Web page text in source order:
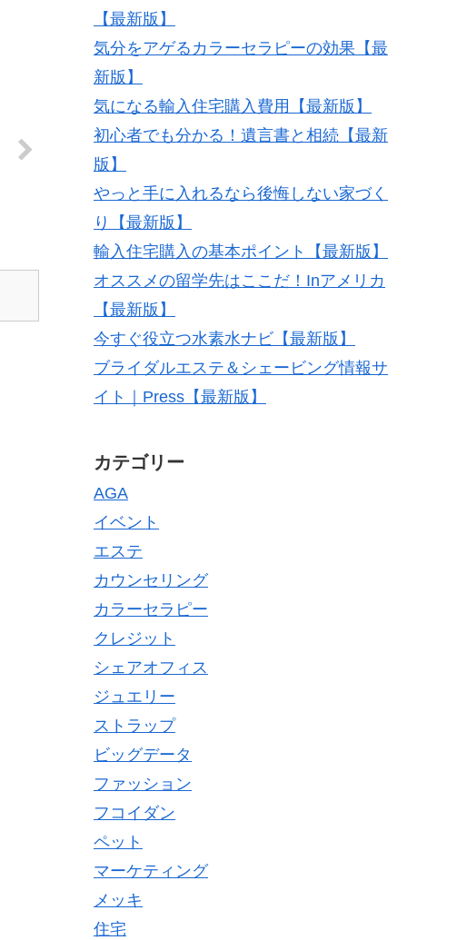
【最新版】
気分をアゲるカラーセラピーの効果【最
新版】
気になる輸入住宅購入費用【最新版】
初心者でも分かる！遺言書と相続【最新
版】
やっと手に入れるなら後悔しない家づく
り【最新版】
輸入住宅購入の基本ポイント【最新版】
オススメの留学先はここだ！Inアメリカ
【最新版】
今すぐ役立つ水素水ナビ【最新版】
ブライダルエステ＆シェービング情報サ
イト｜Press【最新版】
カテゴリー
AGA
イベント
エステ
カウンセリング
カラーセラピー
クレジット
シェアオフィス
ジュエリー
ストラップ
ビッグデータ
ファッション
フコイダン
ペット
マーケティング
メッキ
住宅